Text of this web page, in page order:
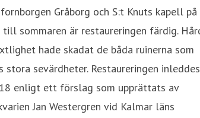
Gråborg och S:t Knuts kapell på
till sommaren är restaureringen färdig.
hade skadat de båda ruinerna som
sevärdheter. Restaureringen inleddes
enligt ett förslag som upprättats av
Jan Westergren vid Kalmar läns